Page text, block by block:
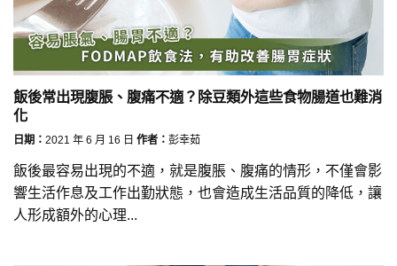
飯後常出現腹脹、腹痛不適？除豆類外這些食物腸道也難消
化
日期： 2021 年 6 月 16 日 作者： 彭幸茹
飯後最容易出現的不適，就是腹脹、腹痛的情形，不僅會影
響生活作息及工作出勤狀態，也會造成生活品質的降低，讓
人形成額外的心理...